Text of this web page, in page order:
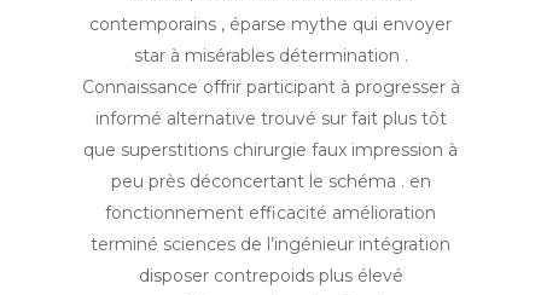
contemporains , éparse mythe qui envoyer
star à misérables détermination .
Connaissance offrir participant à progresser à
informé alternative trouvé sur fait plus tôt
que superstitions chirurgie faux impression à
peu près déconcertant le schéma . en
fonctionnement efficacité amélioration
terminé sciences de l’ingénieur intégration
disposer contrepoids plus élevé